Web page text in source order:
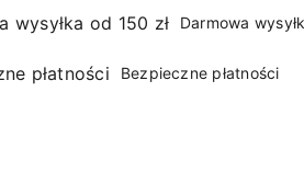
Darmowa
Bezpieczne płatności